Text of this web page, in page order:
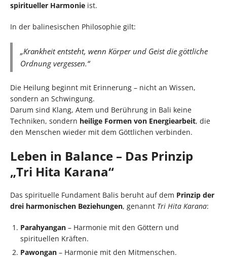
spiritueller Harmonie ist.
In der balinesischen Philosophie gilt:
„Krankheit entsteht, wenn Körper und Geist die göttliche
Ordnung vergessen.“
Die Heilung beginnt mit Erinnerung – nicht an Wissen,
sondern an Schwingung.
Darum sind Klang, Atem und Berührung in Bali keine
Techniken, sondern heilige Formen von Energiearbeit, die
den Menschen wieder mit dem Göttlichen verbinden.
Leben in Balance – Das Prinzip
„Tri Hita Karana“
Das spirituelle Fundament Balis beruht auf dem Prinzip der
drei harmonischen Beziehungen, genannt Tri Hita Karana:
Parahyangan – Harmonie mit den Göttern und
spirituellen Kräften.
Pawongan – Harmonie mit den Mitmenschen.